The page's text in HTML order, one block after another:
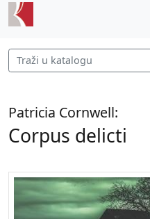
Patricia Cornwell:
Corpus delicti